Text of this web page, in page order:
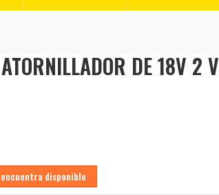
DE 18V 2
disponible